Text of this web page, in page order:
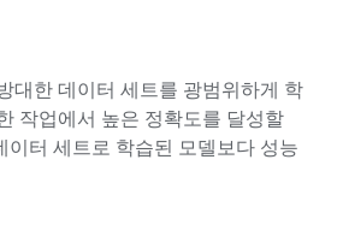
대한 데이터 세트를 광범위하게 학
작업에서 높은 정확도를 달성할
이터 세트로 학습된 모델보다 성능